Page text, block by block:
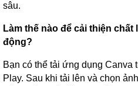
sâu.
Làm thế nào để cải thiện
động?
Bạn có thể tải ứng dụng Canva
Play. Sau khi tải lên và chọn